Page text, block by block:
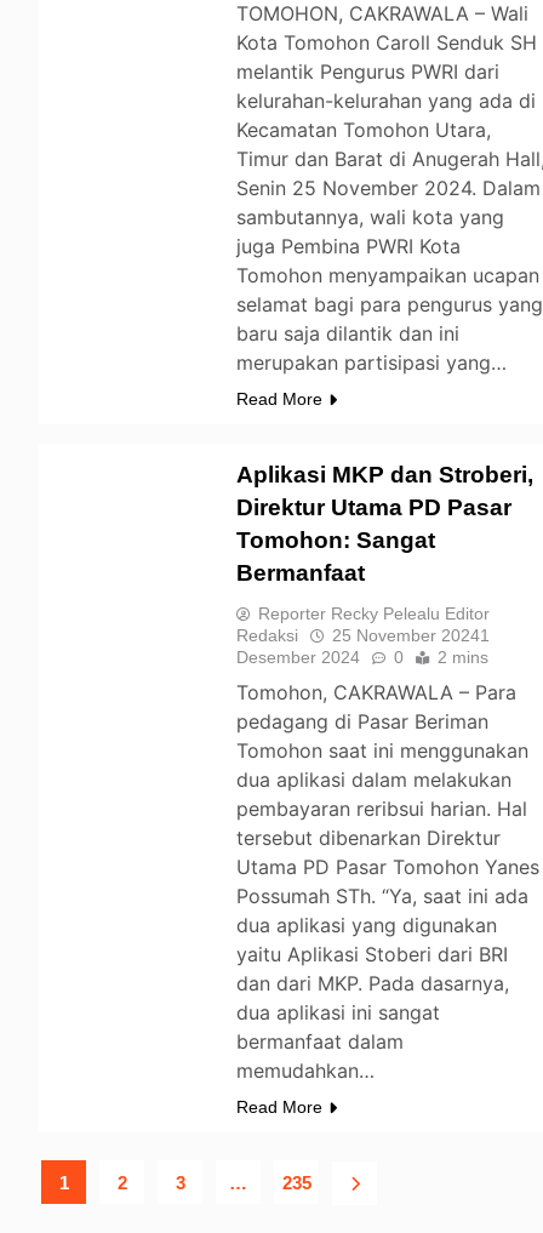
TOMOHON, CAKRAWALA – Wali
Kota Tomohon Caroll Senduk SH
melantik Pengurus PWRI dari
kelurahan-kelurahan yang ada di
Kecamatan Tomohon Utara,
Timur dan Barat di Anugerah
Senin 25 November 2024. Dalam
sambutannya, wali kota yang
juga Pembina PWRI Kota
Tomohon menyampaikan ucapan
selamat bagi para pengurus yang
baru saja dilantik dan ini
merupakan partisipasi yang…
Read More
Aplikasi MKP dan Stroberi,
Direktur Utama PD Pasar
Tomohon: Sangat
Bermanfaat
Reporter Recky Pelealu Editor
Redaksi
25 November 20241
Desember 2024
0 2 mins
Tomohon, CAKRAWALA – Para
pedagang di Pasar Beriman
Tomohon saat ini menggunakan
dua aplikasi dalam melakukan
pembayaran reribsui harian. Hal
tersebut dibenarkan Direktur
Utama PD Pasar Tomohon Yanes
Possumah STh. “Ya, saat ini ada
dua aplikasi yang digunakan
yaitu Aplikasi Stoberi dari BRI
dan dari MKP. Pada dasarnya,
dua aplikasi ini sangat
bermanfaat dalam
memudahkan…
Read More
1 2 3 … 235